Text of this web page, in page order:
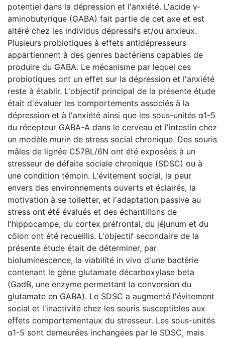
potentiel dans la dépression et l'anxiété. L'acide γ-
aminobutyrique (GABA) fait partie de cet axe et est
altéré chez les individus dépressifs et/ou anxieux.
Plusieurs probiotiques à effets antidépresseurs
appartiennent à des genres bactériens capables de
produire du GABA. Le mécanisme par lequel ces
probiotiques ont un effet sur la dépression et l'anxiété
reste à établir. L'objectif principal de la présente étude
était d'évaluer les comportements associés à la
dépression et à l'anxiété ainsi que les sous-unités α1-5
du récepteur GABA-A dans le cerveau et l'intestin chez
un modèle murin de stress social chronique. Des souris
mâles de lignée C57BL/6N ont été exposées à un
stresseur de défaite sociale chronique (SDSC) ou à
une condition témoin. L'évitement social, la peur
envers des environnements ouverts et éclairés, la
motivation à se toiletter, et l'adaptation passive au
stress ont été évalués et des échantillons de
l'hippocampe, du cortex préfrontal, du jéjunum et du
côlon ont été recueillis. L'objectif secondaire de la
présente étude était de déterminer, par
bioluminescence, la viabilité in vivo d'une bactérie
contenant le gène glutamate décarboxylase beta
(GadB, une enzyme permettant la conversion du
glutamate en GABA). Le SDSC a augmenté l'évitement
social et l'inactivité chez les souris susceptibles aux
effets comportementaux du stresseur. Les sous-unités
α1-5 sont demeurées inchangées par le SDSC, mais